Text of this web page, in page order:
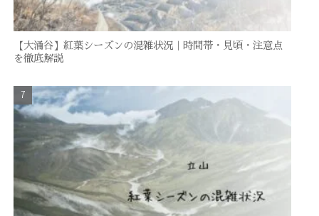
【大涌谷】紅葉シーズンの混雑状況｜時間帯・見頃・注意点
を徹底解説